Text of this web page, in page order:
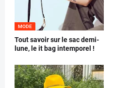
MODE
Tout savoir sur le sac demi-
lune, le it bag intemporel !